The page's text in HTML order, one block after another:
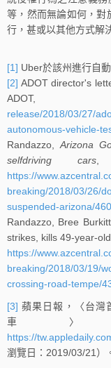
等，然而無論如何，對
行，甚或以其他方式解
[1] Uber於該州進行自
[2] ADOT director's
release/2018/03/27/
autonomous-vehicle-
Randazzo, Arizona
selfdriving cars ,
https://
breaking/2018/03/26/
suspended-arizona/
Randazzo, Bree
strikes, kills 49-year-
https://
breaking/2018/03/19/
crossing-road-tempe/
[3] 蘋果日報，〈台
車〉，
https://
瀏覽日：2019/03/21）